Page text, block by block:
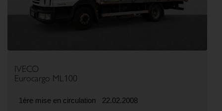
IVECO
Eurocargo ML100
1ère mise en circulation
22.02.2008